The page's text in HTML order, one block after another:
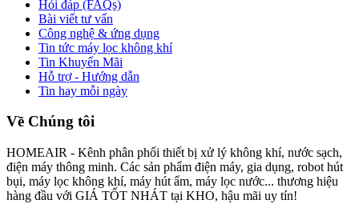
Hỏi đáp (FAQs)
Bài viết tư vấn
Công nghệ & ứng dụng
Tin tức máy lọc không khí
Tin Khuyến Mãi
Hỗ trợ - Hướng dẫn
Tin hay mỗi ngày
Về Chúng tôi
HOMEAIR - Kênh phân phối thiết bị xử lý không khí, nước sạch,
điện máy thông minh. Các sản phẩm điện máy, gia dụng, robot hút
bụi, máy lọc không khí, máy hút ẩm, máy lọc nước... thương hiệu
hàng đầu với GIÁ TỐT NHÁT tại KHO, hậu mãi uy tín!